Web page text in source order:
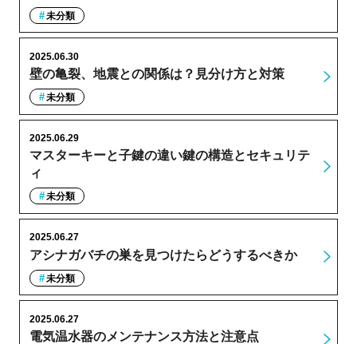
未分類
壁の亀裂、地震との関係は？見分け方と対策
2025.06.30
未分類
マスターキーと子鍵の違い鍵の構造とセキュリテ
ィ
2025.06.29
未分類
アシナガバチの巣を見つけたらどうするべきか
2025.06.27
未分類
電気温水器のメンテナンス方法と注意点
2025.06.27